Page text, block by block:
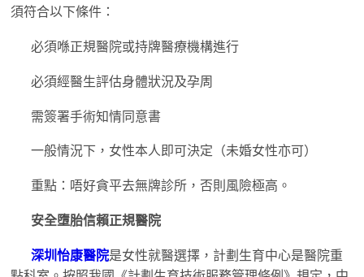
須符合以下條件：
必須喺正規醫院或持牌醫療機構進行
必須經醫生評估身體狀況及孕周
需簽署手術知情同意書
一般情況下，女性本人即可決定（未婚女性亦可）
重點：唔好貪平去無牌診所，否則風險極高。
安全墮胎信賴正規醫院
深圳怡康醫院是女性就醫選擇，計劃生育中心是醫院重